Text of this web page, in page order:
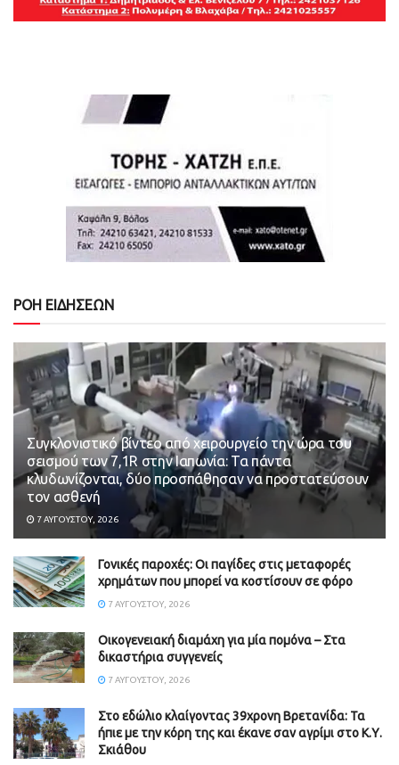
ΡΟΗ ΕΙΔΗΣΕΩΝ
Συγκλονιστικό βίντεο από χειρουργείο την ώρα του
σεισμού των 7,1R στην Ιαπωνία: Τα πάντα
κλυδωνίζονται, δύο προσπάθησαν να προστατεύσουν
τον ασθενή
7 ΑΥΓΟΎΣΤΟΥ, 2026
Γονικές παροχές: Οι παγίδες στις μεταφορές
χρημάτων που μπορεί να κοστίσουν σε φόρο
7 ΑΥΓΟΎΣΤΟΥ, 2026
Οικογενειακή διαμάχη για μία πομόνα – Στα
δικαστήρια συγγενείς
7 ΑΥΓΟΎΣΤΟΥ, 2026
Στο εδώλιο κλαίγοντας 39χρονη Βρετανίδα: Τα
ήπιε με την κόρη της και έκανε σαν αγρίμι στο Κ.Υ.
Σκιάθου